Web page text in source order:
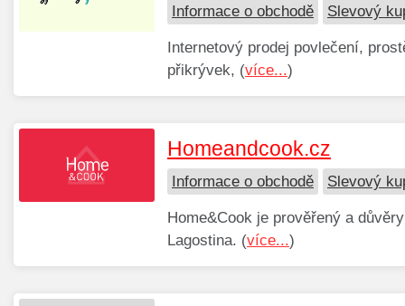
Informace o obchodě Slevový
Internetový prodej povlečení,
přikrývek, (více...)
Homeandcook.cz
Informace o obchodě Slevový
Home&Cook je prověřený a
Lagostina. (více...)